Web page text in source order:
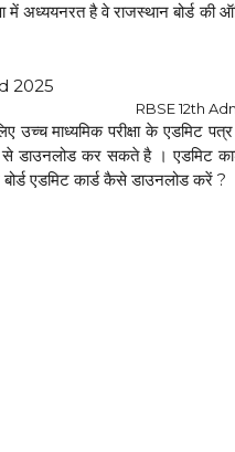
में अध्ययनरत है वे राजस्थान बोर्ड
RBSE 12th
उच्च माध्यमिक परीक्षा के एडमिट
डाउनलोड कर सकते है । एडमिट
एडमिट कार्ड कैसे डाउनलोड करें ?